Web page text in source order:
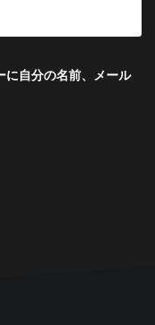
に自分の名前、メール